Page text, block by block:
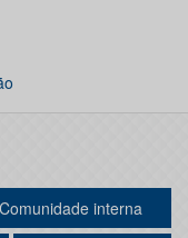
Comunidade interna